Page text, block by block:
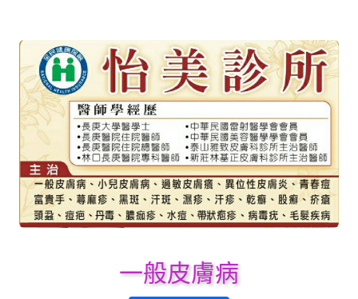
一般皮膚病